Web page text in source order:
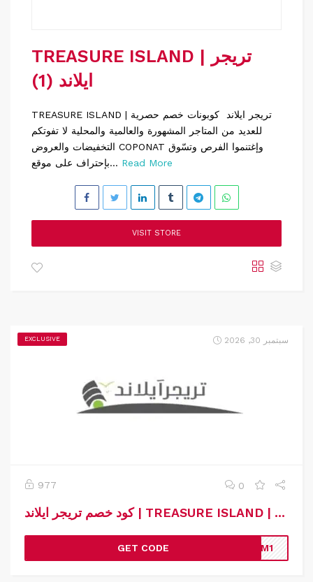
TREASURE ISLAND | تريجر
ايلاند (1)
TREASURE ISLAND | تريجر ايلاند كوبونات خصم حصرية
للعديد من المتاجر المشهورة والعالمية والمحلية لا تفوتكم
التخفيضات والعروض COPONAT وإغتنموا الفرص وتسّوق
بإحتراف على موقع... Read More
VISIT STORE
EXCLUSIVE سبتمبر 30, 2026
977 0
كود خصم تريجر ايلاند | TREASURE ISLAND | كوبون خصم تريجر ايلاند
GET CODE HTM1